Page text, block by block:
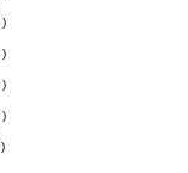
)
)
)
)
)